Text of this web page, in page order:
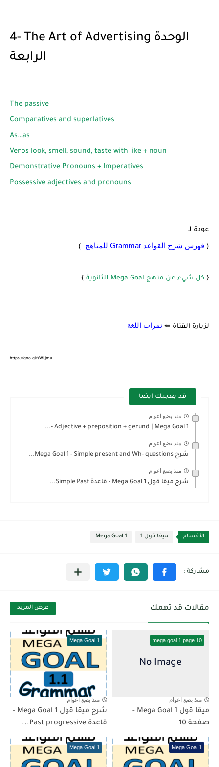
4- The Art of Advertising الوحدة
الرابعة
The passive
Comparatives and superlatives
As…as
Verbs look, smell, sound, taste with like + noun
Demonstrative Pronouns + Imperatives
Possessive adjectives and pronouns
عودة لـ
( فهرس شرح القواعد Grammar للمناهج )
{ كل شيء عن منهج Mega Goal للثانوية }
لزيارة القناة ⇚ ثمرات اللغة
https://goo.gl/sWLJmu
قد يعجبك ايضا
منذ بضع اعوام
Adjective + preposition + gerund | Mega Goal 1 -...
منذ بضع اعوام
شرح Mega Goal 1 - Simple present and Wh- questions...
منذ بضع اعوام
شرح ميقا قول 1 Mega Goal - قاعدة Simple Past...
الأقسام ميقا قول 1 Mega Goal 1
مقالات قد تهمك عرض المزيد
mega goal 1 page 10
منذ بضع اعوام
ميقا قول 1 Mega Goal -
صفحة 10
Mega Goal 1
منذ بضع اعوام
شرح ميقا قول 1 Mega Goal -
قاعدة Past progressive...
Mega Goal 1
Mega Goal 1